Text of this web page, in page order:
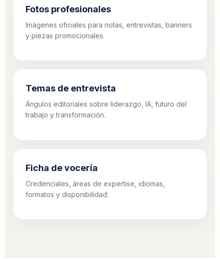
Fotos profesionales
Imágenes oficiales para notas, entrevistas, banners
y piezas promocionales.
Temas de entrevista
Ángulos editoriales sobre liderazgo, IA, futuro del
trabajo y transformación.
Ficha de vocería
Credenciales, áreas de expertise, idiomas,
formatos y disponibilidad.